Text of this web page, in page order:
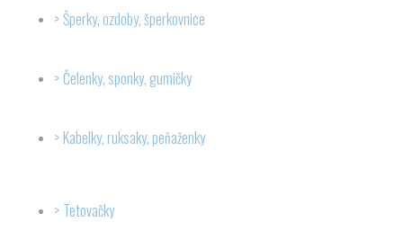
Šperky, ozdoby, šperkovnice
Čelenky, sponky, gumičky
Kabelky, ruksaky, peňaženky
Tetovačky